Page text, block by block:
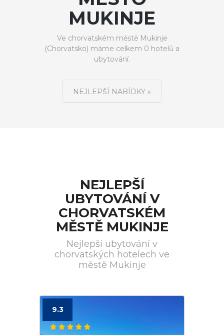
MUKINJE
Ve chorvatském městě Mukinje
(Chorvatsko) máme celkem 0 hotelů a
ubytování.
NEJLEPŠÍ NABÍDKY »
NEJLEPŠÍ
UBYTOVÁNÍ V
CHORVATSKÉM
MĚSTĚ MUKINJE
Nejlepší ubytování v
chorvatských hotelech ve
městě Mukinje
9.3